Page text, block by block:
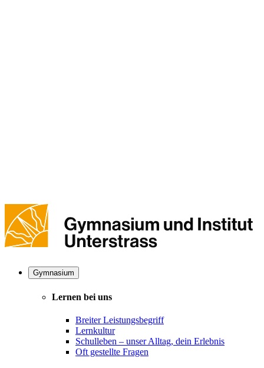
Gymnasium
Lernen bei uns
Breiter Leistungsbegriff
Lernkultur
Schulleben – unser Alltag, dein Erlebnis
Oft gestellte Fragen